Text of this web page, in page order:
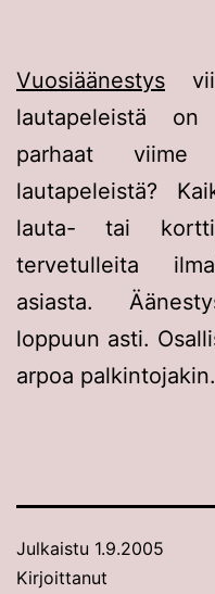
Vuosiäänestys
lautapeleistä
parhaat viime
lautapeleistä?
lauta- tai
tervetulleita
asiasta.
loppuun asti.
arpoa palkintojakin.
Julkaistu 1.9.2005
Kirjoittanut